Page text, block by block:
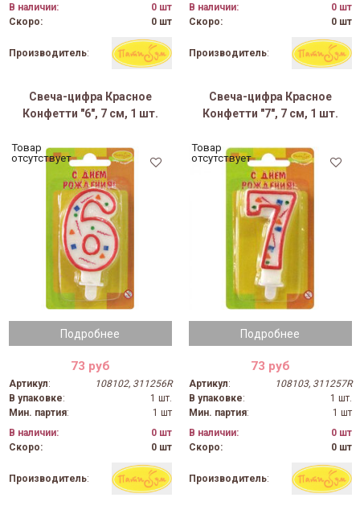
В наличии:
0 шт
Скоро:
0 шт
Производитель:
В наличии:
0 шт
Скоро:
0 шт
Производитель:
Свеча-цифра Красное
Конфетти "6", 7 см, 1 шт.
Подробнее
Товар
отсутствует
73 руб
Артикул:
108102, 311256R
В упаковке:
1 шт.
Мин. партия:
1 шт
В наличии:
0 шт
Скоро:
0 шт
Производитель:
Свеча-цифра Красное
Конфетти "7", 7 см, 1 шт.
Подробнее
Товар
отсутствует
73 руб
Артикул:
108103, 311257R
В упаковке:
1 шт.
Мин. партия:
1 шт
В наличии:
0 шт
Скоро:
0 шт
Производитель: